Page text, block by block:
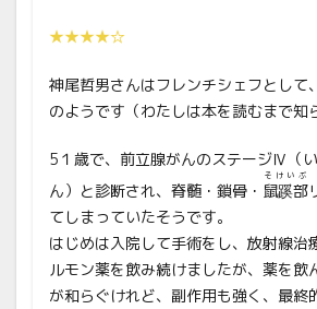
★★★★☆
神尾哲男さんはフレンチシェフとして
のようです（わたしは本を読むまで知
5１歳で、前立腺がんのステージⅣ（
ん）と診断され、脊髄・鎖骨・ 鼠蹊部
そけいぶ
てしまっていたそうです。
はじめは入院して手術をし、放射線治
ルモン薬を飲み続けましたが、薬を飲
が和らぐけれど、副作用も強く、最終